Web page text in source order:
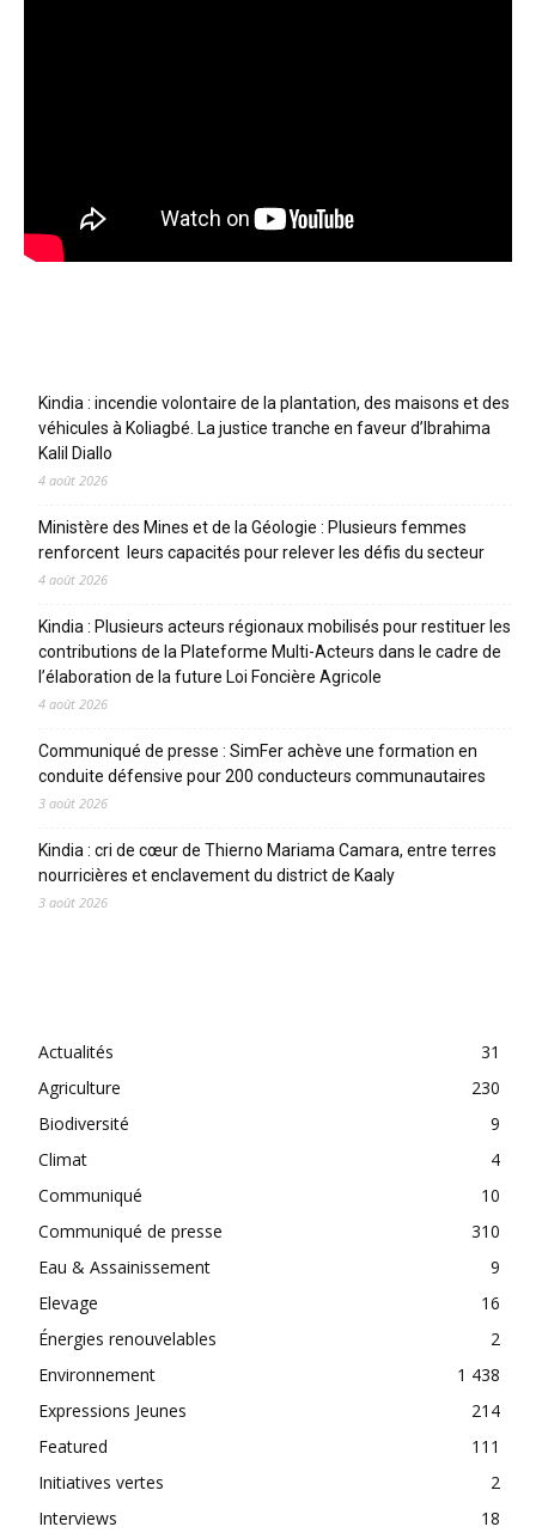
Kindia : incendie volontaire de la plantation, des maisons et des
véhicules à Koliagbé. La justice tranche en faveur d’Ibrahima
Kalil Diallo
4 août 2026
Ministère des Mines et de la Géologie : Plusieurs femmes
renforcent leurs capacités pour relever les défis du secteur
4 août 2026
Kindia : Plusieurs acteurs régionaux mobilisés pour restituer les
contributions de la Plateforme Multi-Acteurs dans le cadre de
l’élaboration de la future Loi Foncière Agricole
4 août 2026
Communiqué de presse : SimFer achève une formation en
conduite défensive pour 200 conducteurs communautaires
3 août 2026
Kindia : cri de cœur de Thierno Mariama Camara, entre terres
nourricières et enclavement du district de Kaaly
3 août 2026
Actualités
31
Agriculture
230
Biodiversité
9
Climat
4
Communiqué
10
Communiqué de presse
310
Eau & Assainissement
9
Elevage
16
Énergies renouvelables
2
Environnement
1 438
Expressions Jeunes
214
Featured
111
Initiatives vertes
2
Interviews
18